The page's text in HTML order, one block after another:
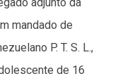
adjunto da
mandado de
P. T. S. L.,
de 16